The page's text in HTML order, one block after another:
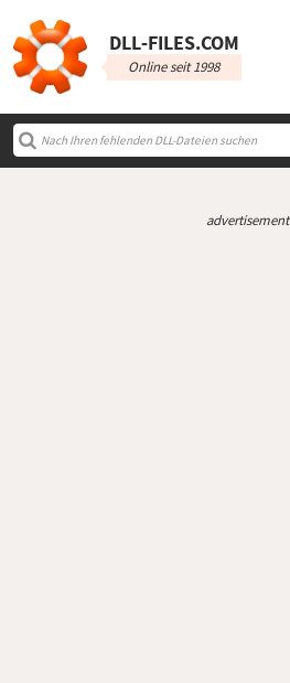
DLL‑FILES.COM
Online seit 1998
advertisement